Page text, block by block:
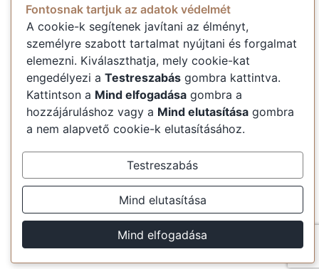
Fontosnak tartjuk az adatok védelmét
A cookie-k segítenek javítani az élményt,
személyre szabott tartalmat nyújtani és forgalmat
elemezni. Kiválaszthatja, mely cookie-kat
engedélyezi a Testreszabás gombra kattintva.
Kattintson a Mind elfogadása gombra a
hozzájáruláshoz vagy a Mind elutasítása gombra
a nem alapvető cookie-k elutasításához.
Testreszabás
Mind elutasítása
Mind elfogadása